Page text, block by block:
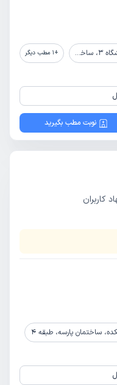
مهر جنوب +
1 مطب دیگر
نوبت مطب بگیرید
کاربران
ساختمان پارسه، طبقه 4